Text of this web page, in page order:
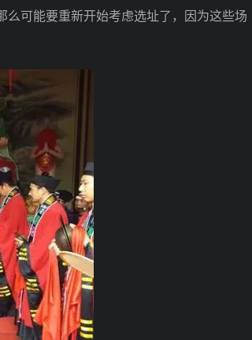
可能要重新开始考虑选址了，因为这些场